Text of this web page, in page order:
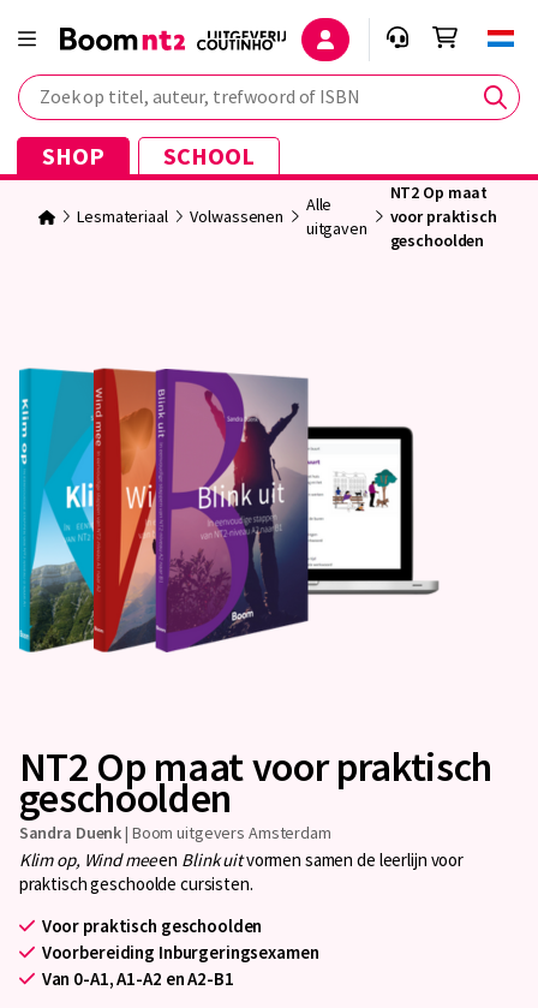
Zoek op titel, auteur, trefwoord of ISBN
SHOP SCHOOL
Lesmateriaal Volwassenen
Alle
uitgaven
NT2 Op maat
voor praktisch
geschoolden
NT2 Op maat voor praktisch
geschoolden
Sandra Duenk| Boom uitgevers Amsterdam
Klim op, Wind meeen Blink uitvormen samen de leerlijn voor
praktisch geschoolde cursisten.
Voor praktisch geschoolden
Voorbereiding Inburgeringsexamen
Van 0-A1, A1-A2 en A2-B1